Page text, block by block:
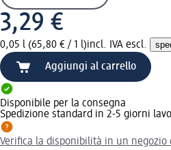
3,29 €
0,05 l (65,80 € / 1 l)incl. IVA escl.
Aggiungi al carrello
Disponibile per la consegna
Spedizione standard in 2-5 giorni
Verifica la disponibilità in un negozio